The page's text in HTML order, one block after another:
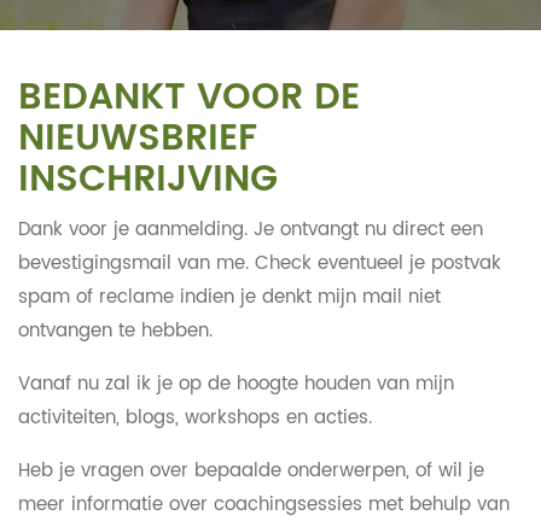
BEDANKT VOOR DE
NIEUWSBRIEF
INSCHRIJVING
Dank voor je aanmelding. Je ontvangt nu direct een
bevestigingsmail van me. Check eventueel je postvak
spam of reclame indien je denkt mijn mail niet
ontvangen te hebben.
Vanaf nu zal ik je op de hoogte houden van mijn
activiteiten, blogs, workshops en acties.
Heb je vragen over bepaalde onderwerpen, of wil je
meer informatie over coachingsessies met behulp van